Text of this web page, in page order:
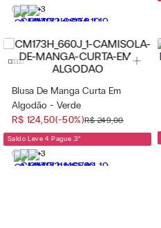
+3
Blusa De Manga Curta Em
Algodão - Verde
R$ 124,50(-50%)R$ 249,00
Saldo Leve 4 Pague 3*
+3